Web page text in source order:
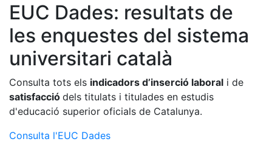
EUC Dades: resultats de
les enquestes del sistema
universitari català
Consulta tots els indicadors d’inserció laboral i de
satisfacció dels titulats i titulades en estudis
d'educació superior oficials de Catalunya.
Consulta l'EUC Dades